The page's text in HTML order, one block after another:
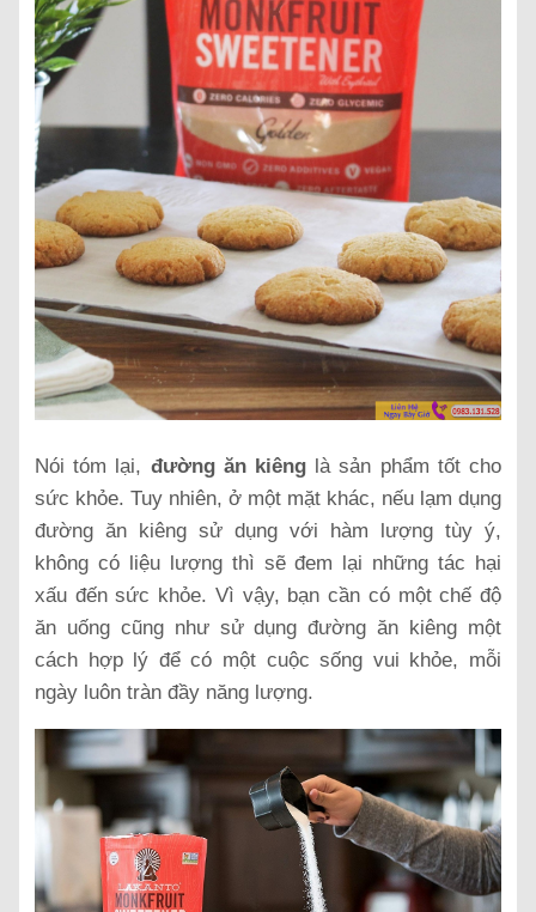
Nói tóm lại, đường ăn kiêng là sản phẩm tốt cho
sức khỏe. Tuy nhiên, ở một mặt khác, nếu lạm dụng
đường ăn kiêng sử dụng với hàm lượng tùy ý,
không có liệu lượng thì sẽ đem lại những tác hại
xấu đến sức khỏe. Vì vậy, bạn cần có một chế độ
ăn uống cũng như sử dụng đường ăn kiêng một
cách hợp lý để có một cuộc sống vui khỏe, mỗi
ngày luôn tràn đầy năng lượng.